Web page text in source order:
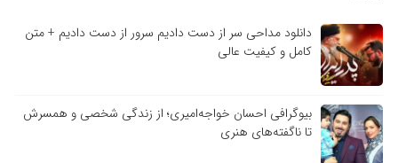
دانلود مداحی سر از دست دادیم سرور از دست دادیم + متن
کامل و کیفیت عالی
بیوگرافی احسان خواجه‌امیری؛ از زندگی شخصی و همسرش
تا ناگفته‌های هنری